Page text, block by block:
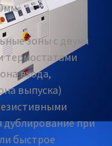
зоны с двумя
термостатами
входа,
выпуска)
при
быстрое